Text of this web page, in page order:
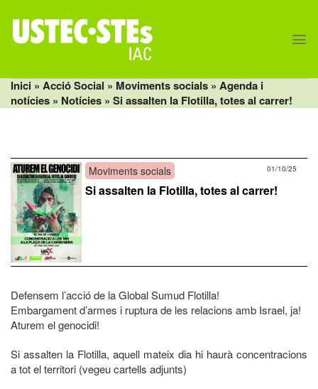
content
Inici » Acció Social » Moviments socials » Agenda i
notícies » Notícies » Si assalten la Flotilla, totes al carrer!
Moviments socials 01/10/25
Si assalten la Flotilla, totes al carrer!
Defensem l’acció de la Global Sumud Flotilla!
Embargament d’armes i ruptura de les relacions amb Israel, ja!
Aturem el genocidi!
Si assalten la Flotilla, aquell mateix dia hi haurà concentracions
a tot el territori (vegeu cartells adjunts)